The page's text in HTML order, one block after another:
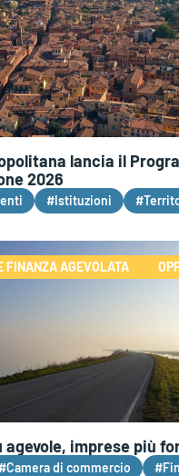
lancia il
2026
#Istituzioni
FINANZA AGEVOLATA
agevole, imprese più
di commercio